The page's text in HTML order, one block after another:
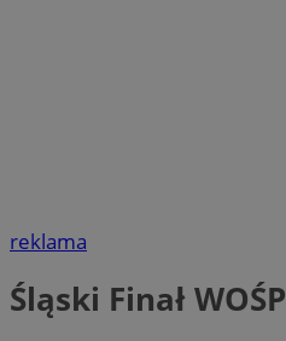
reklama
Śląski Finał WOŚP